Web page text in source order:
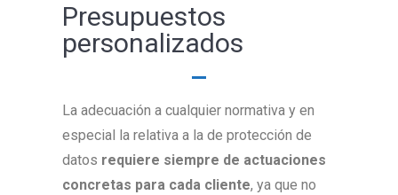
Presupuestos
personalizados
La adecuación a cualquier normativa y en
especial la relativa a la de protección de
datos requiere siempre de actuaciones
concretas para cada cliente, ya que no